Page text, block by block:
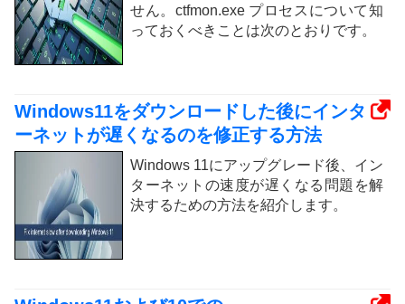
せん。ctfmon.exe プロセスについて知
っておくべきことは次のとおりです。
Windows11をダウンロードした後にインタ
ーネットが遅くなるのを修正する方法
Windows 11にアップグレード後、イン
ターネットの速度が遅くなる問題を解
決するための方法を紹介します。